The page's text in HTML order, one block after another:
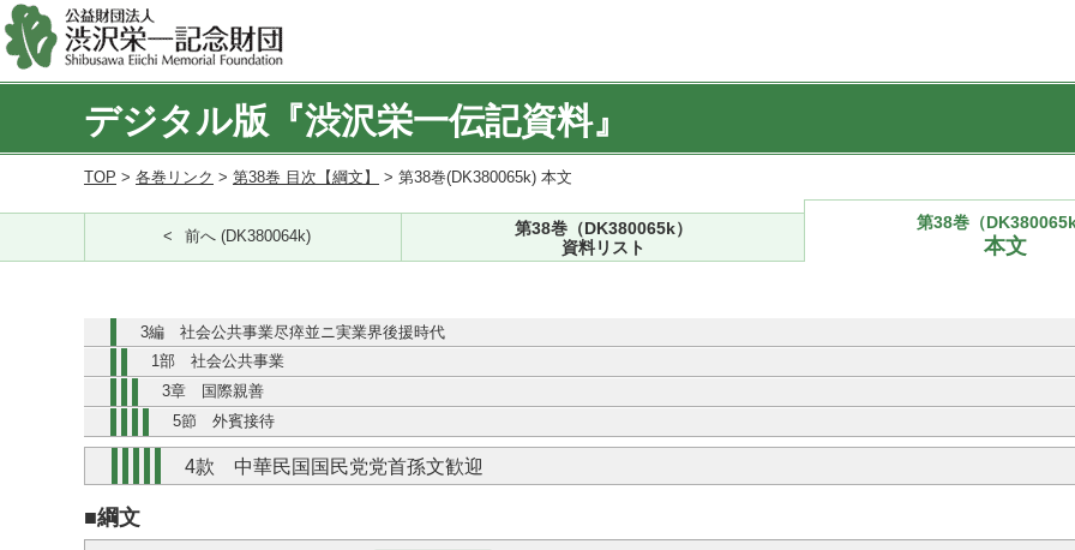
デジタル版『渋沢栄一伝記資料』
TOP > 各巻リンク > 第38巻 目次【綱文】 > 第38巻(DK380065k) 本文
前へ (DK380064k)
第38巻（DK380065k）
資料リスト
第38巻（DK380065k
本文
3編 社会公共事業尽瘁並ニ実業界後援時代
1部 社会公共事業
3章 国際親善
5節 外賓接待
4款 中華民国国民党党首孫文歓迎
■綱文